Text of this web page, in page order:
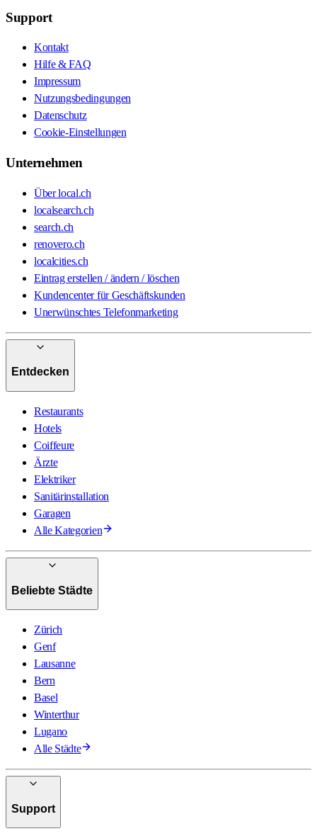
Support
Kontakt
Hilfe & FAQ
Impressum
Nutzungsbedingungen
Datenschutz
Cookie-Einstellungen
Unternehmen
Über local.ch
localsearch.ch
search.ch
renovero.ch
localcities.ch
Eintrag erstellen / ändern / löschen
Kundencenter für Geschäftskunden
Unerwünschtes Telefonmarketing
Entdecken
Restaurants
Hotels
Coiffeure
Ärzte
Elektriker
Sanitärinstallation
Garagen
Alle Kategorien
Beliebte Städte
Zürich
Genf
Lausanne
Bern
Basel
Winterthur
Lugano
Alle Städte
Support